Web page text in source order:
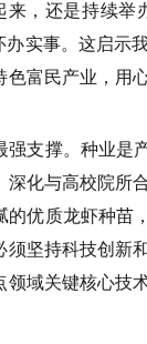
来，还是持续举
实事。这启示
富民产业，
支撑。 种业是
化与高校院
的优质龙虾种苗
坚持科技创
域关键核心